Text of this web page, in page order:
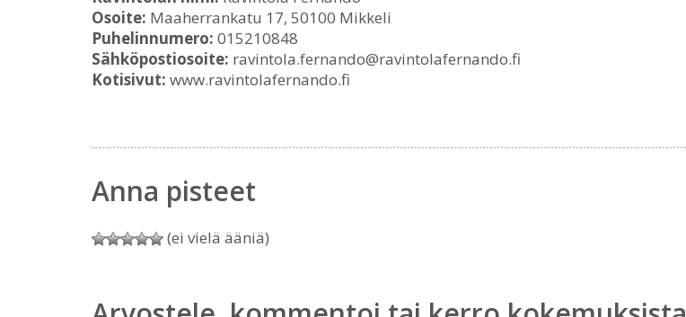
Osoite: Maaherrankatu 17, 50100 Mikkeli
Puhelinnumero: 015210848
Sähköpostiosoite: ravintola.fernando@ravintolafernando.fi
Kotisivut: www.ravintolafernando.fi
Anna pisteet
(ei vielä ääniä)